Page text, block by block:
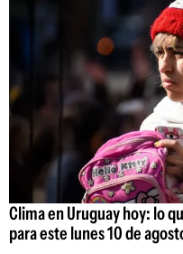
Clima en Uruguay hoy: lo
para este lunes 10 de